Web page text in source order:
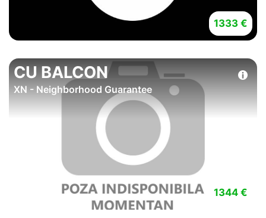
1333 €
CU BALCON
XN - Neighborhood Guarantee
1344 €